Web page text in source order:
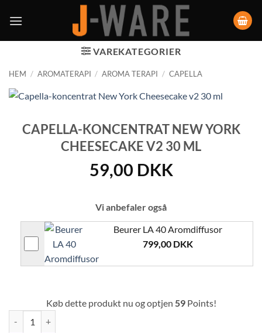
VAREKATEGORIER
HEM / AROMATERAPI / AROMA TERAPI / CAPELLA
CAPELLA-KONCENTRAT NEW YORK
CHEESECAKE V2 30 ML
59,00 DKK
Vi anbefaler også
Beurer LA 40 Aromdiffusor
799,00 DKK
Køb dette produkt nu og optjen 59Points!